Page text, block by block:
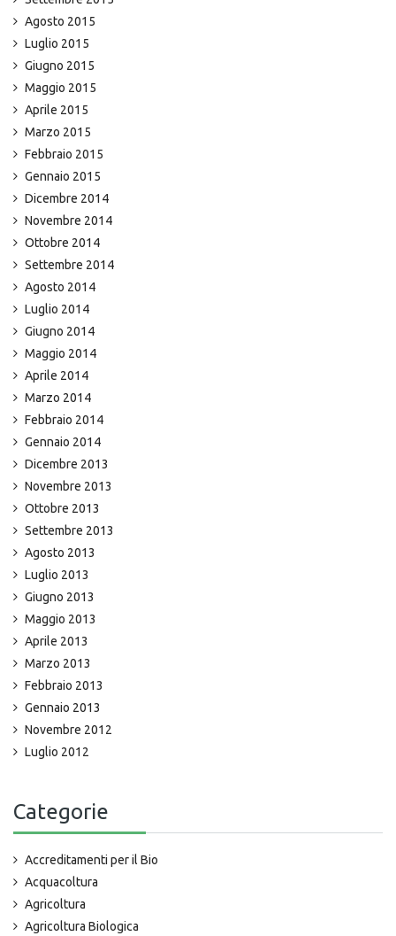
Agosto 2015
Luglio 2015
Giugno 2015
Maggio 2015
Aprile 2015
Marzo 2015
Febbraio 2015
Gennaio 2015
Dicembre 2014
Novembre 2014
Ottobre 2014
Settembre 2014
Agosto 2014
Luglio 2014
Giugno 2014
Maggio 2014
Aprile 2014
Marzo 2014
Febbraio 2014
Gennaio 2014
Dicembre 2013
Novembre 2013
Ottobre 2013
Settembre 2013
Agosto 2013
Luglio 2013
Giugno 2013
Maggio 2013
Aprile 2013
Marzo 2013
Febbraio 2013
Gennaio 2013
Novembre 2012
Luglio 2012
Categorie
Accreditamenti per il Bio
Acquacoltura
Agricoltura
Agricoltura Biologica